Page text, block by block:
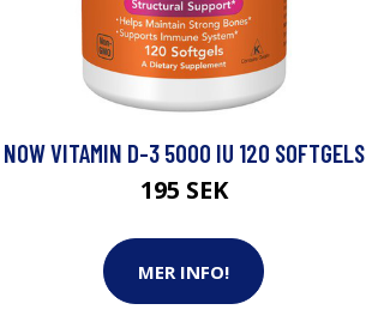
NOW VITAMIN D-3 5000 IU 120 SOFTGELS
195 SEK
MER INFO!